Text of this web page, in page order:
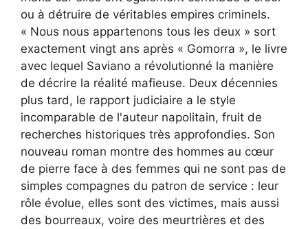
ou à détruire de véritables empires criminels.
« Nous nous appartenons tous les deux » sort
exactement vingt ans après « Gomorra », le livre
avec lequel Saviano a révolutionné la manière
de décrire la réalité mafieuse. Deux décennies
plus tard, le rapport judiciaire a le style
incomparable de l'auteur napolitain, fruit de
recherches historiques très approfondies. Son
nouveau roman montre des hommes au cœur
de pierre face à des femmes qui ne sont pas de
simples compagnes du patron de service : leur
rôle évolue, elles sont des victimes, mais aussi
des bourreaux, voire des meurtrières et des